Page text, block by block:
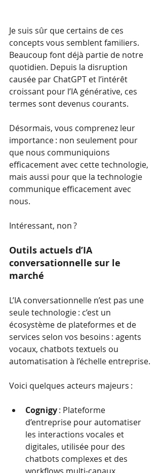
Je suis sûr que certains de ces
concepts vous semblent familiers.
Beaucoup font déjà partie de notre
quotidien. Depuis la disruption
causée par ChatGPT et l’intérêt
croissant pour l’IA générative, ces
termes sont devenus courants.
Désormais, vous comprenez leur
importance : non seulement pour
que nous communiquions
efficacement avec cette technologie,
mais aussi pour que la technologie
communique efficacement avec
nous.
Intéressant, non ?
Outils actuels d’IA
conversationnelle sur le
marché
L’IA conversationnelle n’est pas une
seule technologie : c’est un
écosystème de plateformes et de
services selon vos besoins : agents
vocaux, chatbots textuels ou
automatisation à l’échelle entreprise.
Voici quelques acteurs majeurs :
Cognigy : Plateforme
d’entreprise pour automatiser
les interactions vocales et
digitales, utilisée pour des
chatbots complexes et des
workflows multi-canaux.